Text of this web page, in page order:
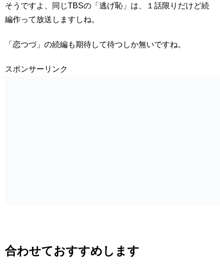
そうですよ、同じTBSの「逃げ恥」は、１話限りだけど続
編作って放送しますしね。
「恋つづ」の続編も期待して待つしか無いですね。
スポンサーリンク
合わせておすすめします